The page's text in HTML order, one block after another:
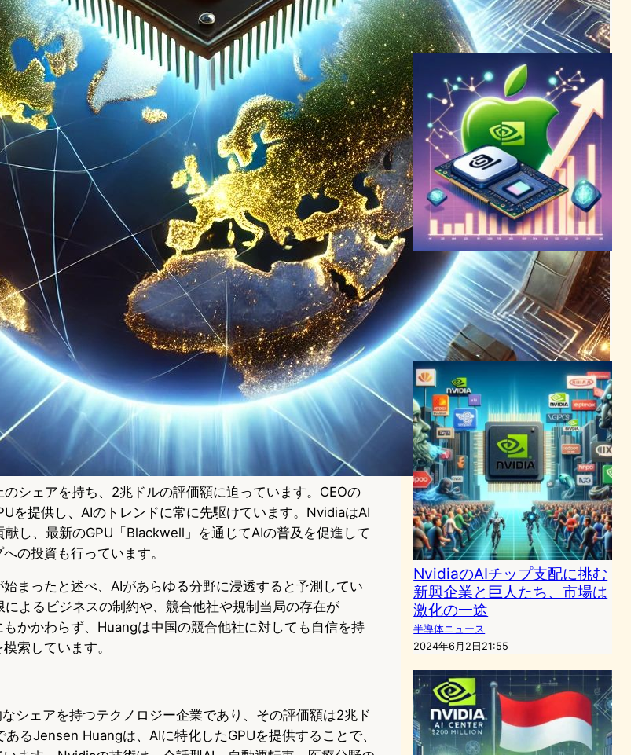
シェアを持ち、2兆ドルの評価額に迫っています。CEOの
を提供し、AIのトレンドに常に先駆けています。NvidiaはAI
し、最新のGPU「Blackwell」を通じてAIの普及を促進して
の投資も行っています。
まったと述べ、AIがあらゆる分野に浸透すると予測してい
よるビジネスの制約や、競合他社や規制当局の存在が
かかわらず、Huangは中国の競合他社に対しても自信を持
索しています。
シェアを持つテクノロジー企業であり、その評価額は2兆ド
るJensen Huangは、AIに特化したGPUを提供することで、
NVIDIA
2024年2月24日1:02
Nvidia、市場価値でAppleを
一時抜き去る：AIチップ市場
の勢いが背景に
AI（人工知能）ニュース
2024年6月6日5:17
NvidiaのAIチップ支配に挑む
新興企業と巨人たち、市場は
激化の一途
半導体ニュース
2024年6月2日21:55